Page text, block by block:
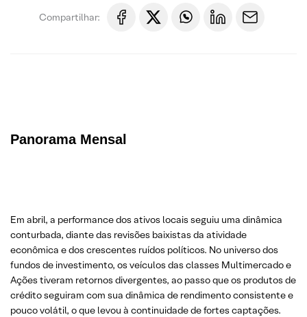
Compartilhar:
Panorama Mensal
Em abril, a performance dos ativos locais seguiu uma dinâmica
conturbada, diante das revisões baixistas da atividade
econômica e dos crescentes ruídos políticos. No universo dos
fundos de investimento, os veículos das classes Multimercado e
Ações tiveram retornos divergentes, ao passo que os produtos de
crédito seguiram com sua dinâmica de rendimento consistente e
pouco volátil, o que levou à continuidade de fortes captações.